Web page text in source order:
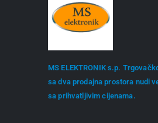
MS ELEKTRONIK s.p.
sa dva prodajna prostora nudi
sa prihvatljivim cijenama.